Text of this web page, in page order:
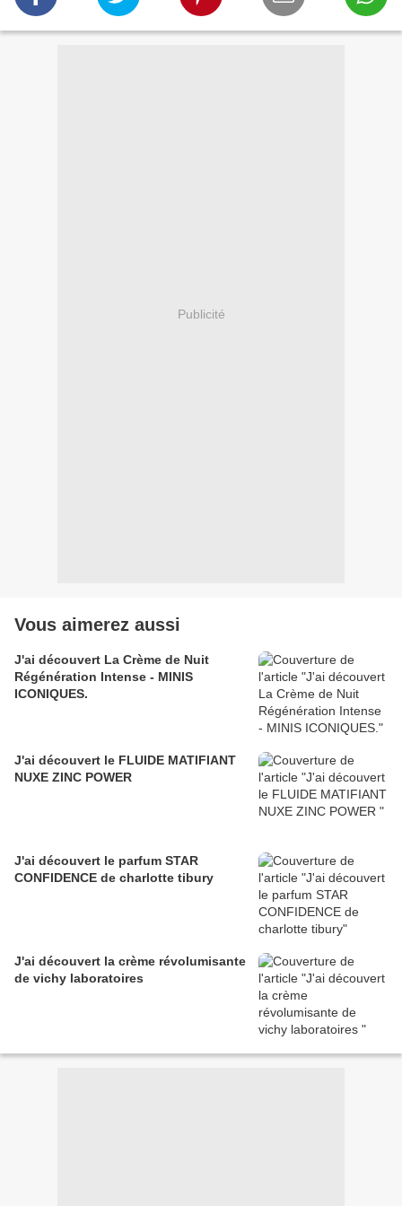
Publicité
Vous aimerez aussi
J'ai découvert La Crème de Nuit
Régénération Intense - MINIS
ICONIQUES.
J'ai découvert le FLUIDE MATIFIANT
NUXE ZINC POWER
J'ai découvert le parfum STAR
CONFIDENCE de charlotte tibury
J'ai découvert la crème révolumisante
de vichy laboratoires